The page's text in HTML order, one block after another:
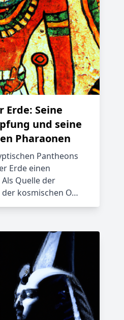
Erde: Seine
und seine
Pharaonen
Pantheons
Erde einen
Quelle der
kosmischen O…